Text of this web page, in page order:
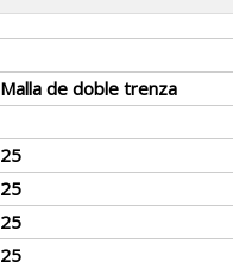
Malla de doble trenza
25
25
25
25